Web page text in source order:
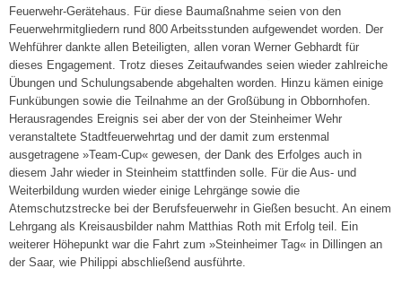
a
m
1
.
J
a
n
u
r
2
0
1
8
Feuerwehr-Gerätehaus. Für diese Baumaßnahme seien von den
Feuerwehrmitgliedern rund 800 Arbeitsstunden aufgewendet worden. Der
Wehführer dankte allen Beteiligten, allen voran Werner Gebhardt für
dieses Engagement. Trotz dieses Zeitaufwandes seien wieder zahlreiche
Übungen und Schulungsabende abgehalten worden. Hinzu kämen einige
Funkübungen sowie die Teilnahme an der Großübung in Obbornhofen.
Herausragendes Ereignis sei aber der von der Steinheimer Wehr
veranstaltete Stadtfeuerwehrtag und der damit zum erstenmal
ausgetragene »Team-Cup« gewesen, der Dank des Erfolges auch in
diesem Jahr wieder in Steinheim stattfinden solle. Für die Aus- und
Weiterbildung wurden wieder einige Lehrgänge sowie die
Atemschutzstrecke bei der Berufsfeuerwehr in Gießen besucht. An einem
Lehrgang als Kreisausbilder nahm Matthias Roth mit Erfolg teil. Ein
weiterer Höhepunkt war die Fahrt zum »Steinheimer Tag« in Dillingen an
der Saar, wie Philippi abschließend ausführte.